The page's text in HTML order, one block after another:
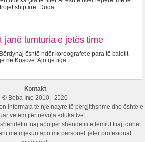
shiptare. Duda...
janë lumturia e jetës time
është ndër koreografet e para të baletit
në Kosovë. Ajo që nga...
Kontakt
© Beba Ime 2010 - 2020
informata të një natyre të përgjithshme dhe është e
vetëm për nevoja edukative.
tuaj apo për shëndetin e fëmiut tuaj, duhet
me mjekun apo me personel tjetër profesional